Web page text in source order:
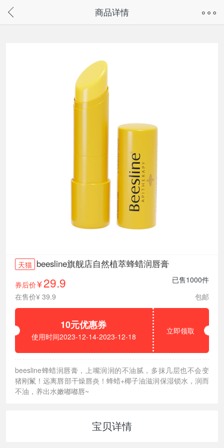
请通过微信或支付宝搜“奇兔客小程序”访问
商品详情
天猫 beesline旗舰店自然植萃蜂蜡润唇膏
券后价¥29.9
已售1000件
在售价¥ 39.9
包邮
10元优惠券
使用时间2023-12-14-2023-12-18
立即领取
beesline蜂蜡润唇膏，上嘴润润的不油腻，多抹几层也不会变
猪刚鬣！远离唇部干燥唇炎！蜂蜡+椰子油滋润保湿锁水，润而
不油，养出水嫩嘟嘟唇~
宝贝详情